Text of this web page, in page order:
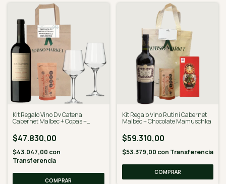
Kit Regalo Vino Dv Catena
Cabernet Malbec + Copas +
$47.830,00
$43.047,00 con
Transferencia
Kit Regalo Vino Rutini Cabernet
Malbec + Chocolate Mamuschka
$59.310,00
$53.379,00 con Transferencia